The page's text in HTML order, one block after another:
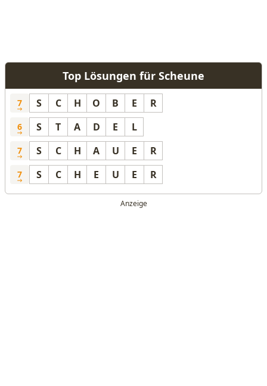
Top Lösungen für Scheune
7 S C H O B E R
6 S T A D E L
7 S C H A U E R
7 S C H E U E R